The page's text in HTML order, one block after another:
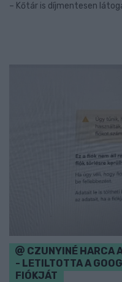
– Kőtár is díjmentesen
CZUNYINÉ HARCA
- LETILTOTTA A
FIÓKJÁT